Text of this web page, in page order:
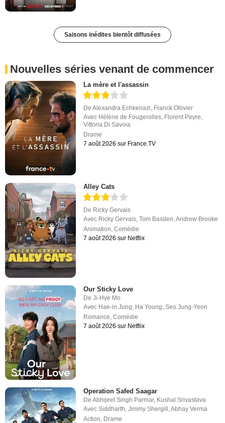
Saisons inédites bientôt diffusées
Nouvelles séries venant de commencer
La mère et l'assassin
DeAlexandra Echkenazi, Franck Ollivier
Avec Hélène de Fougerolles, Florent Peyre,
Vittoria Di Savoia
Drame
7 août 2026 sur France.TV
Alley Cats
De Ricky Gervais
Avec Ricky Gervais,Tom Basden,Andrew Brooke
Animation,Comédie
7 août 2026 sur Netflix
Our Sticky Love
DeJi-Hye Mo
Avec Hae-in Jung Ha Young ,Seo Jung-Yeon
Romance ,Comédie
7 août 2026 sur Netflix
Operation Safed Saagar
DeAbhijeet Singh Parmar, Kushal Srivastava
AvecSiddharth,Jimmy Shergill ,Abhay Verma
Action, Drame